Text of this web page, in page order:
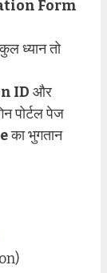
Form
ध्यान तो
ID और
पोर्टल पेज
का भुगतान